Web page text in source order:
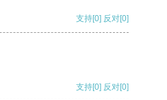
支持[0] 反对[0]
支持[0] 反对[0]